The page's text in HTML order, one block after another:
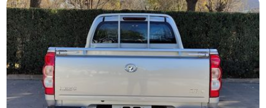
汽配产品电子目录
微信群智能客服
个性化私人定制
关于我们